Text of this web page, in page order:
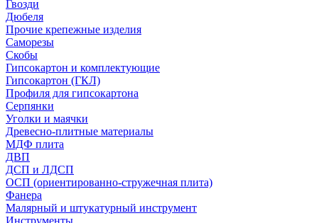
Гвозди
Дюбеля
Прочие крепежные изделия
Саморезы
Скобы
Гипсокартон и комплектующие
Гипсокартон (ГКЛ)
Профиля для гипсокартона
Серпянки
Уголки и маячки
Древесно-плитные материалы
МДФ плита
ДВП
ДСП и ЛДСП
ОСП (ориентированно-стружечная плита)
Фанера
Малярный и штукатурный инструмент
Инструменты